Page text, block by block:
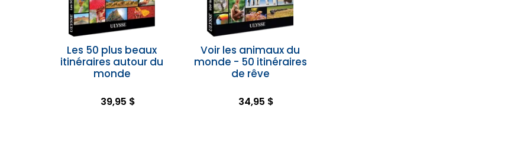
Les 50 plus beaux
itinéraires autour du
monde
39,95 $
Voir les animaux du
monde - 50 itinéraires
de rêve
34,95 $